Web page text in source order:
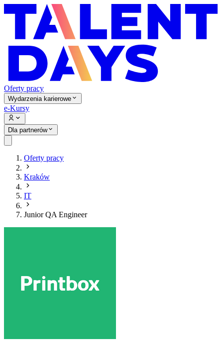
Oferty pracy
Wydarzenia karierowe
e-Kursy
Dla partnerów
Oferty pracy
Kraków
IT
Junior QA Engineer